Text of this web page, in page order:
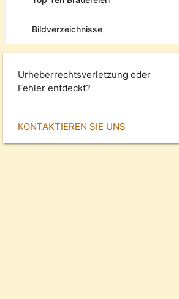
Bildverzeichnisse
Urheberrechtsverletzung oder
Fehler entdeckt?
KONTAKTIEREN SIE UNS